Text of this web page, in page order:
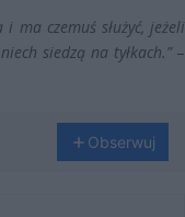
czemuś służyć, jeżeli
siedzą na tyłkach.”–
Obserwuj